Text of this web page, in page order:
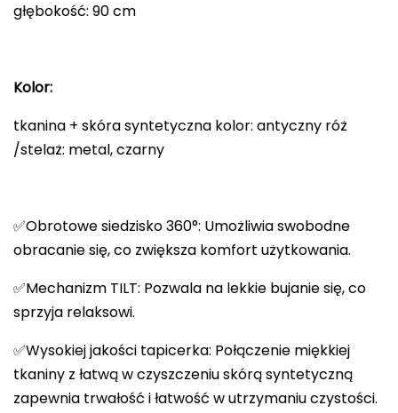
głębokość: 90 cm
Kolor:
tkanina + skóra syntetyczna kolor: antyczny róż
/stelaż: metal, czarny
✅Obrotowe siedzisko 360°: Umożliwia swobodne
obracanie się, co zwiększa komfort użytkowania.
✅Mechanizm TILT: Pozwala na lekkie bujanie się, co
sprzyja relaksowi.
✅Wysokiej jakości tapicerka: Połączenie miękkiej
tkaniny z łatwą w czyszczeniu skórą syntetyczną
zapewnia trwałość i łatwość w utrzymaniu czystości.